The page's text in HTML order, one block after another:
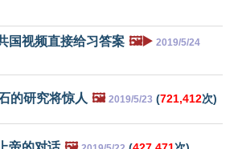
国视频直接给习答案 🖼️▶️ 2019/5/24
的研究将惊人 🖼️ 2019/5/23 (721,412次)